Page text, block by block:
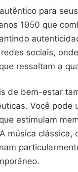
para
1950 que
sociais,
ressaltam a
de bem-estar
Você pode
estimulam
música